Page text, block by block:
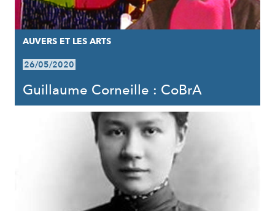
AUVERS ET LES ARTS
26/05/2020
Guillaume Corneille : CoBrA